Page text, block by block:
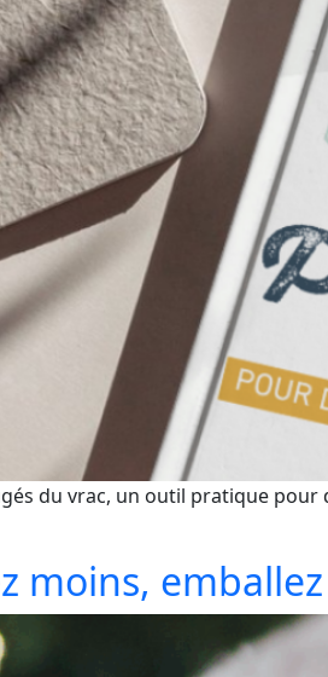
du vrac, un outil pratique pour
moins,